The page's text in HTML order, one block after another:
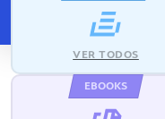
VER TODOS
EBOOKS